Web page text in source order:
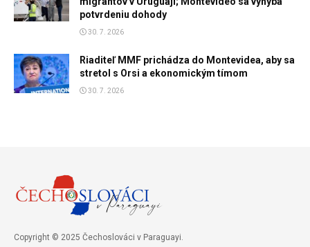
potvrdeniu dohody
30. 7. 2026
Riaditeľ MMF prichádza do Montevidea, aby sa
stretol s Orsi a ekonomickým tímom
30. 7. 2026
Copyright © 2025 Čechoslováci v Paraguayi.